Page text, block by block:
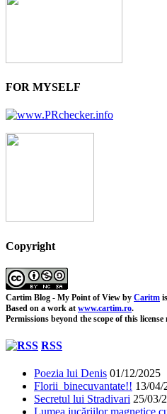
FOR MYSELF
Copyright
Cartim Blog - My Point of View by Caritm
Based on a work at www.cartim.ro.
Permissions beyond the scope of this
RSS
Poezia lui Denis 01/12/2025
Florii binecuvantate!! 13/04/
Secretul lui Stradivari 25/03/